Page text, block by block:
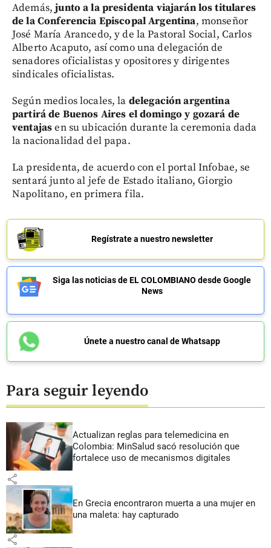
Además,junto a la presidenta viajarán los titulares
de la Conferencia Episcopal Argentina, monseñor
José María Arancedo, y de la Pastoral Social, Carlos
Alberto Acaputo, así como una delegación de
senadores oficialistas y opositores y dirigentes
sindicales oficialistas.
Según medios locales, la delegación argentina
partirá de Buenos Aires el domingo y gozará de
ventajasen su ubicación durante la ceremonia dada
la nacionalidad del papa.
La presidenta, de acuerdo con el portal Infobae, se
sentará junto al jefe de Estado italiano, Giorgio
Napolitano, en primera fila.
Regístrate a nuestro newsletter
Siga las noticias de EL COLOMBIANO desde Google
News
Únete a nuestro canal de Whatsapp
Para seguir leyendo
Actualizan reglas para telemedicina en
Colombia: MinSalud sacó resolución que
fortalece uso de mecanismos digitales
share
En Grecia encontraron muerta a una mujer en
una maleta: hay capturado
share